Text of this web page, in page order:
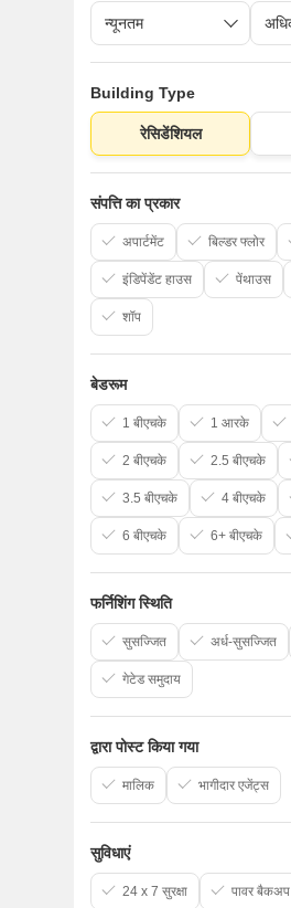
Building Type
रेसिडेंशियल
संपत्ति का प्रकार
अपार्टमेंट बिल्डर फ्लोर
इंडिपेंडेंट हाउस पेंथाउस
शॉप
बेडरूम
1 बीएचके 1 आरके
2 बीएचके 2.5 बीएचके
3.5 बीएचके 4 बीएचके
6 बीएचके 6+ बीएचके
फर्निशिंग स्थिति
सुसज्जित अर्ध-सुसज्जित
गेटेड समुदाय
द्वारा पोस्ट किया गया
मालिक भागीदार एजेंट्स
सुविधाएं
24 x 7 सुरक्षा पावर बैकअप